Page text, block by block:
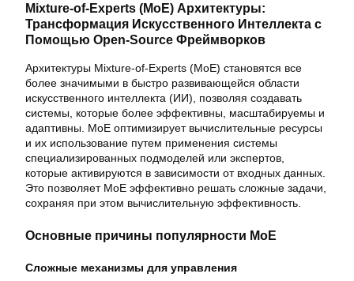
Mixture-of-Experts (MoE) Архитектуры:
Трансформация Искусственного Интеллекта с
Помощью Open-Source Фреймворков
Архитектуры Mixture-of-Experts (MoE) становятся все
более значимыми в быстро развивающейся области
искусственного интеллекта (ИИ), позволяя создавать
системы, которые более эффективны, масштабируемы и
адаптивны. MoE оптимизирует вычислительные ресурсы
и их использование путем применения системы
специализированных подмоделей или экспертов,
которые активируются в зависимости от входных данных.
Это позволяет MoE эффективно решать сложные задачи,
сохраняя при этом вычислительную эффективность.
Основные причины популярности MoE
Сложные механизмы для управления